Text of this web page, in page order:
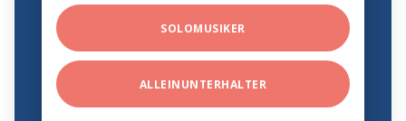
SOLOMUSIKER
ALLEINUNTERHALTER